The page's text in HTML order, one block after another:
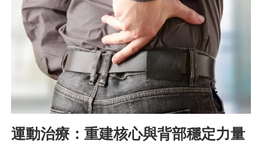
運動治療：重建核心與背部穩定力量